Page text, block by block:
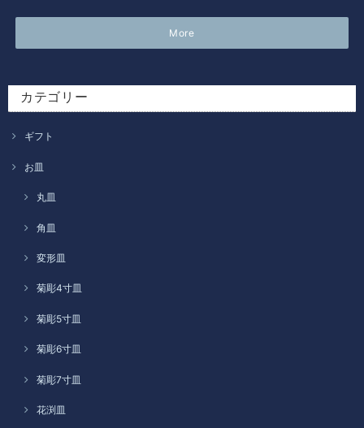
More
カテゴリー
ギフト
お皿
丸皿
角皿
変形皿
菊彫4寸皿
菊彫5寸皿
菊彫6寸皿
菊彫7寸皿
花渕皿